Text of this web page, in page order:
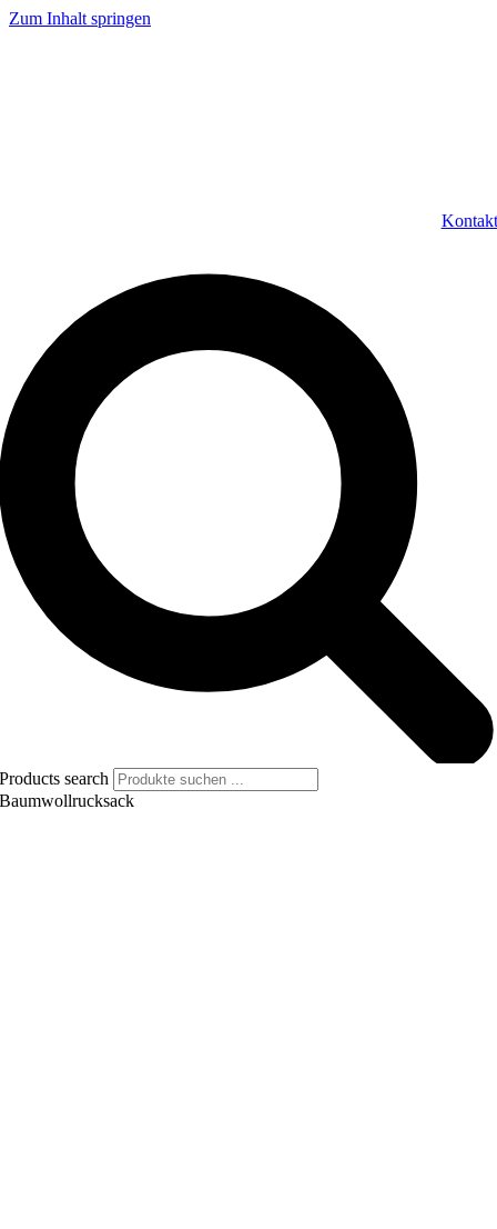
Zum Inhalt springen
Kontakt
Products search
Baumwollrucksack